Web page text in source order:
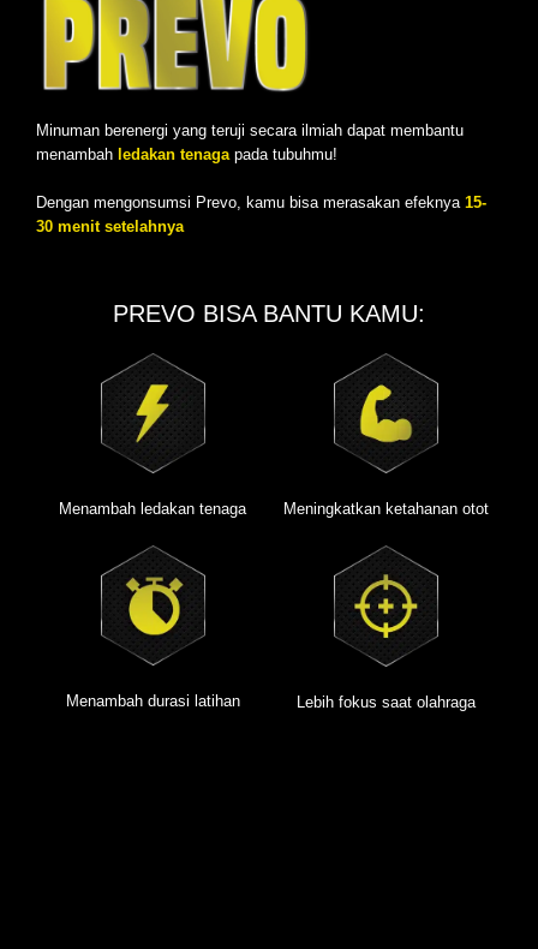
Minuman berenergi yang teruji secara ilmiah dapat membantu
menambah ledakan tenagapada tubuhmu!
Dengan mengonsumsi Prevo, kamu bisa merasakan efeknya 15-
30 menit setelahnya
PREVO BISA BANTU KAMU:
Menambah ledakan tenaga Meningkatkan ketahanan otot
Menambah durasi latihan Lebih fokus saat olahraga